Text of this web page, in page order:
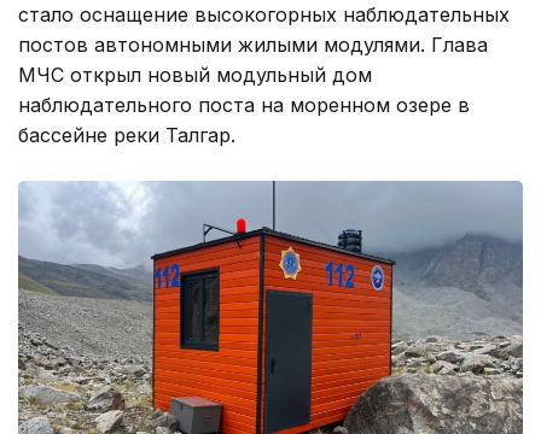
стало оснащение высокогорных наблюдательных
постов автономными жилыми модулями. Глава
МЧС открыл новый модульный дом
наблюдательного поста на моренном озере в
бассейне реки Талгар.